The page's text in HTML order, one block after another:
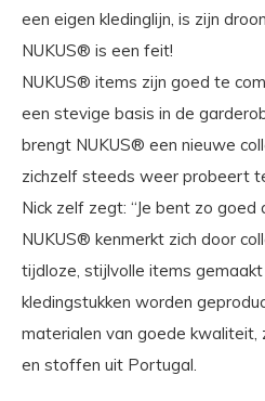
een eigen kledinglijn, is zijn
NUKUS® is een feit!
NUKUS® items zijn goed te
een stevige basis in de
brengt NUKUS® een nieuwe
zichzelf steeds weer probeert
Nick zelf zegt: “Je bent zo goed
NUKUS® kenmerkt zich door
tijdloze, stijlvolle items
kledingstukken worden
materialen van goede kwaliteit,
en stoffen uit Portugal.